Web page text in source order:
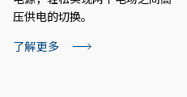
压供电的切换。
了解更多